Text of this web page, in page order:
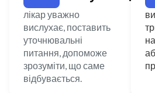
лікар уважно
вислухає, поставить
уточнювальні
питання, допоможе
зрозуміти, що саме
відбувається.